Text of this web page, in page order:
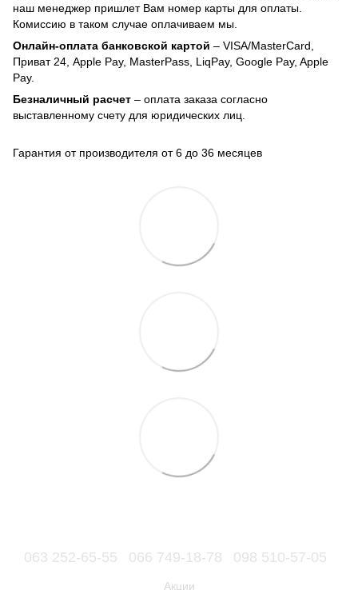
наш менеджер пришлет Вам номер карты для оплаты.
Комиссию в таком случае оплачиваем мы.
Онлайн-оплата банковской картой – VISA/MasterCard,
Приват 24, Apple Pay, MasterPass, LiqPay, Google Pay, Apple
Pay.
Безналичный расчет – оплата заказа согласно
выставленному счету для юридических лиц.
Гарантия от производителя от 6 до 36 месяцев
063 252-65-55 066 749-18-78 098 510-57-05
Акции